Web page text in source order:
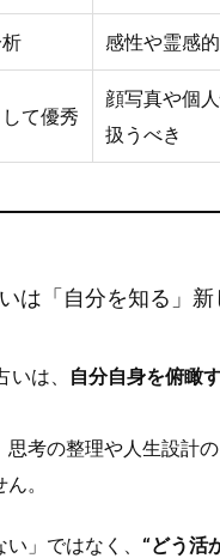
感性や霊感
て優秀
顔写真や個
扱うべき
は「自分を知る」
は、 自分自身を俯瞰
思考の整理や人生設計
。
」ではなく、 “どう活